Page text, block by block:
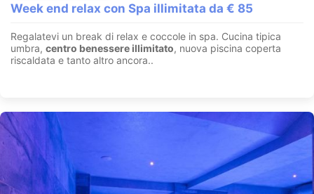
Week end relax con Spa illimitata da € 85
Regalatevi un break di relax e coccole in spa. Cucina tipica
umbra, centro benessere illimitato, nuova piscina coperta
riscaldata e tanto altro ancora..